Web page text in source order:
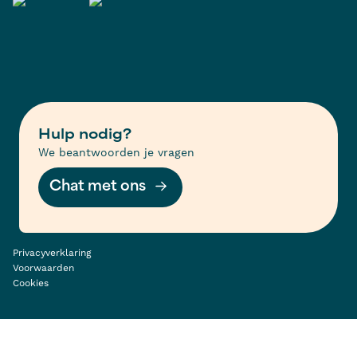
Hulp nodig?
We beantwoorden je vragen
Chat met ons
Privacyverklaring
Voorwaarden
Cookies